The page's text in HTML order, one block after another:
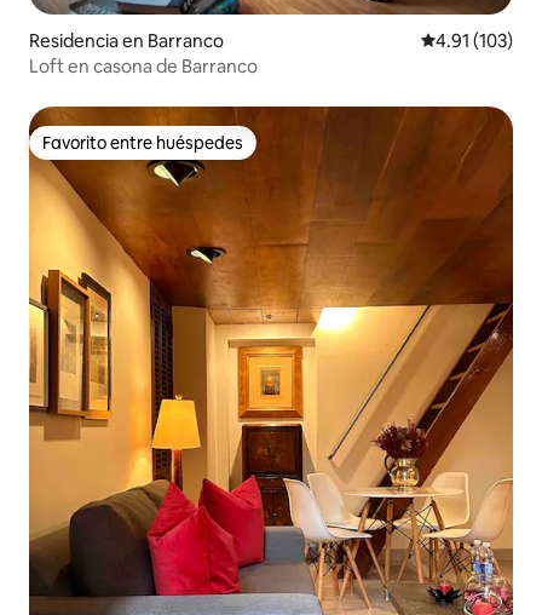
Residencia en Barranco Calificación
4.91 (103)
Loft en casona de Barranco
Favorito entre huéspedes
Favorito entre huéspedes